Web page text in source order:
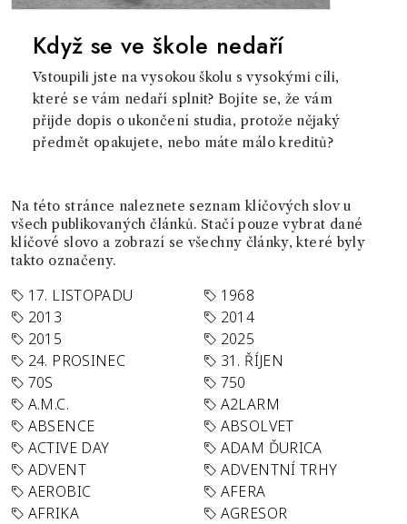
Když se ve škole nedaří
Vstoupili jste na vysokou školu s vysokými cíli,
které se vám nedaří splnit? Bojíte se, že vám
přijde dopis o ukončení studia, protože nějaký
předmět opakujete, nebo máte málo kreditů?
Na této stránce naleznete seznam klíčových slov u
všech publikovaných článků. Stačí pouze vybrat dané
klíčové slovo a zobrazí se všechny články, které byly
takto označeny.
17. LISTOPADU
1968
2013
2014
2015
2025
24. PROSINEC
31. ŘÍJEN
70S
750
A.M.C.
A2LARM
ABSENCE
ABSOLVET
ACTIVE DAY
ADAM ĎURICA
ADVENT
ADVENTNÍ TRHY
AEROBIC
AFERA
AFRIKA
AGRESOR